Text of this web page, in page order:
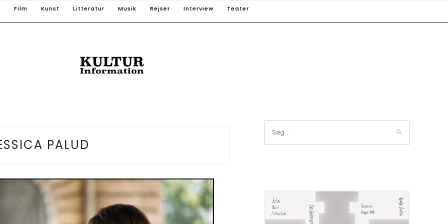
Film Kunst Litteratur Musik Rejser Interview Teater
PALUD